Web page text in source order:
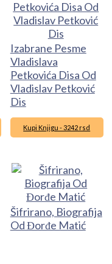
Izabrane Pesme
Vladislava
Petkovića Disa Od
Vladislav Petković
Dis
Kupi Knjigu - 3242 rsd
Šifrirano, Biografija
Od Đorđe Matić